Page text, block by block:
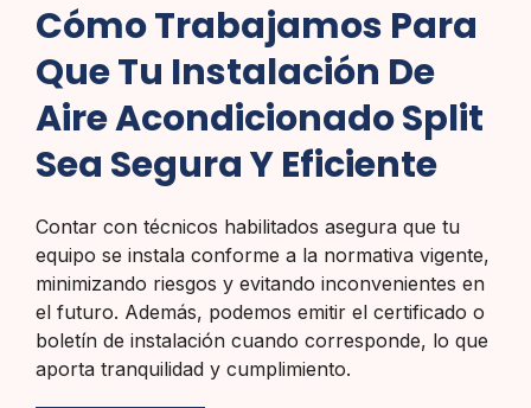
Cómo Trabajamos Para
Que Tu Instalación De
Aire Acondicionado Split
Sea Segura Y Eficiente
Contar con técnicos habilitados asegura que tu
equipo se instala conforme a la normativa vigente,
minimizando riesgos y evitando inconvenientes en
el futuro. Además, podemos emitir el certificado o
boletín de instalación cuando corresponde, lo que
aporta tranquilidad y cumplimiento.